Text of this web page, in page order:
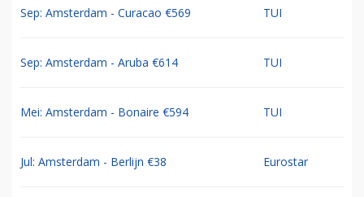
Sep: Amsterdam - Curacao €569 TUI
Sep: Amsterdam - Aruba €614 TUI
Mei: Amsterdam - Bonaire €594 TUI
Jul: Amsterdam - Berlijn €38 Eurostar